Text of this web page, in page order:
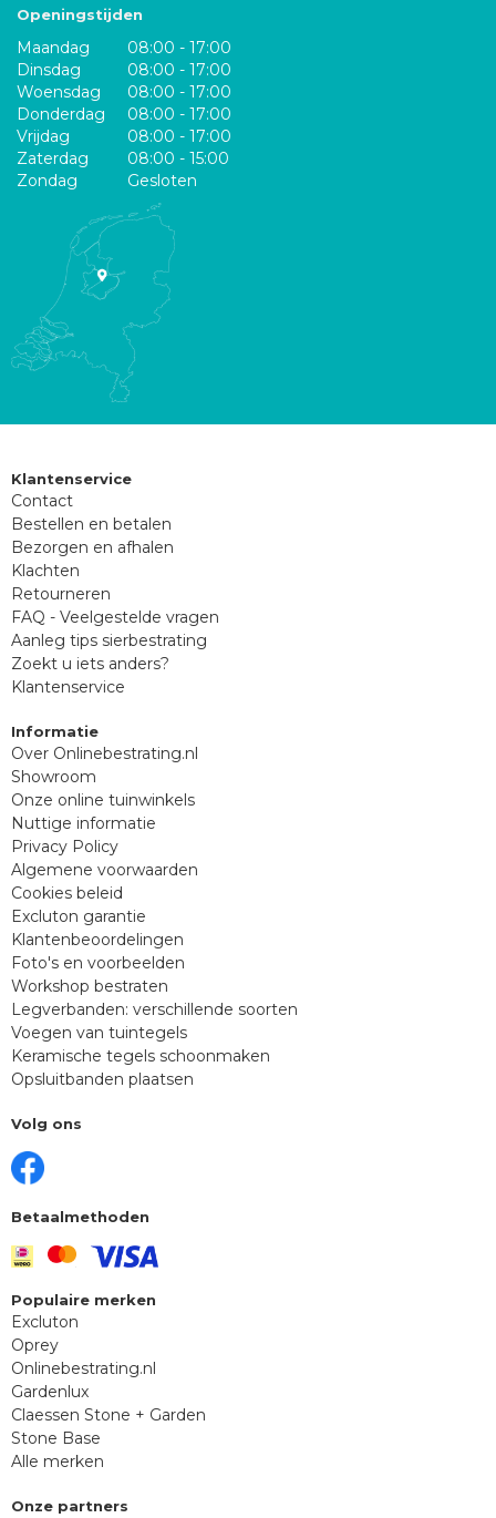
Openingstijden
Maandag
08:00 - 17:00
Dinsdag
08:00 - 17:00
Woensdag
08:00 - 17:00
Donderdag
08:00 - 17:00
Vrijdag
08:00 - 17:00
Zaterdag
08:00 - 15:00
Zondag
Gesloten
Klantenservice
Contact
Bestellen en betalen
Bezorgen en afhalen
Klachten
Retourneren
FAQ - Veelgestelde vragen
Aanleg tips sierbestrating
Zoekt u iets anders?
Klantenservice
Informatie
Over Onlinebestrating.nl
Showroom
Onze online tuinwinkels
Nuttige informatie
Privacy Policy
Algemene voorwaarden
Cookies beleid
Excluton garantie
Klantenbeoordelingen
Foto's en voorbeelden
Workshop bestraten
Legverbanden: verschillende soorten
Voegen van tuintegels
Keramische tegels schoonmaken
Opsluitbanden plaatsen
Volg ons
Betaalmethoden
Populaire merken
Excluton
Oprey
Onlinebestrating.nl
Gardenlux
Claessen Stone + Garden
Stone Base
Alle merken
Onze partners